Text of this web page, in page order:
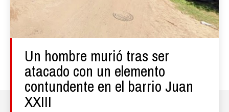
Un hombre murió tras ser
atacado con un elemento
contundente en el barrio Juan
XXIII